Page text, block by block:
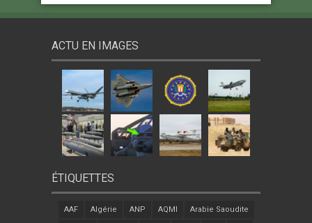
ACTU EN IMAGES
ÉTIQUETTES
AAF Algérie ANP AQMI Arabie Saoudite